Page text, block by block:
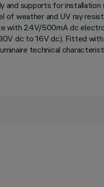
supports for
weather and UV ray
with 24V/500mA dc
dc to 16V dc). Fitted
technical